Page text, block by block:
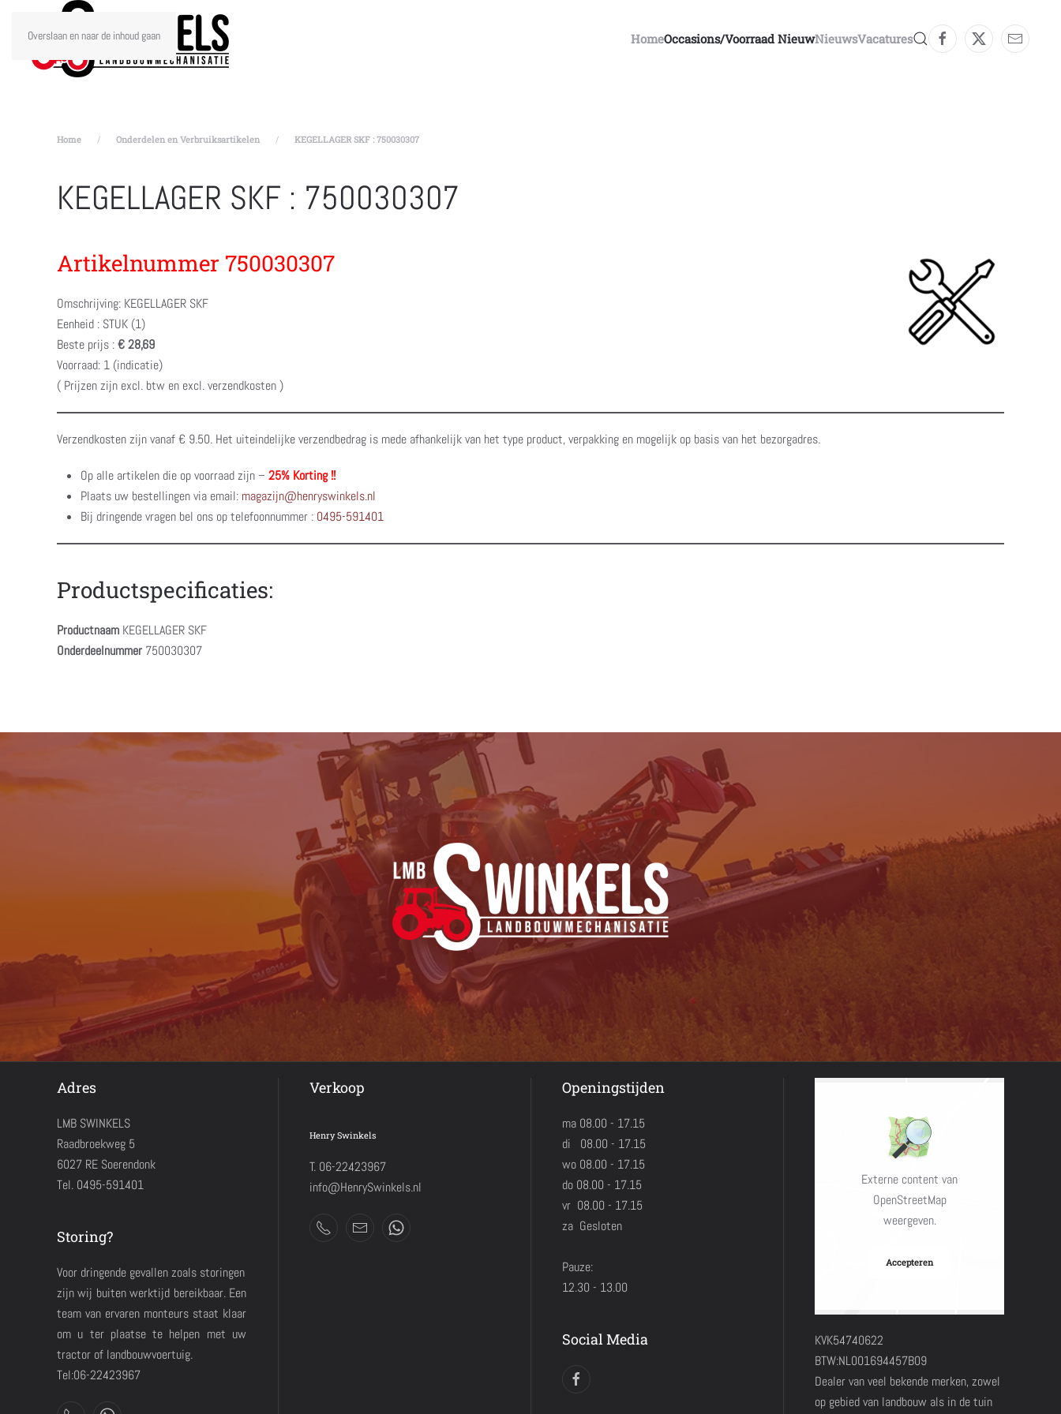
Overslaan en naar de inhoud gaan HomeOccasions/voorraad NieuwNieuwsVacatures
Home Onderdelen en Verbruiksartikelen KEGELLAGER SKF : 750030307
KEGELLAGER SKF : 750030307
Artikelnummer 750030307
Omschrijving: KEGELLAGER SKF
Eenheid : STUK (1)
Beste prijs :€ 28,69
Voorraad: 1 (indicatie)
( Prijzen zijn excl. btw en excl. verzendkosten )
Verzendkosten zijn vanaf € 9.50. Het uiteindelijke verzendbedrag is mede afhankelijk van het type product, verpakking en mogelijk op basis van het bezorgadres.
Op alle artikelen die op voorraad zijn – 25% Korting !!
Plaats uw bestellingen via email: magazijn@henryswinkels.nl
Bij dringende vragen bel ons op telefoonnummer : 0495-591401
Productspecificaties:
Productnaam KEGELLAGER SKF
Onderdeelnummer 750030307
Adres
LMB SWINKELS
Raadbroekweg 5
6027 RE Soerendonk
Tel. 0495-591401
Storing?
Voor dringende gevallen zoals storingen
zijn wij buiten werktijd bereikbaar. Een
team van ervaren monteurs staat klaar
om u ter plaatse te helpen met uw
tractor of landbouwvoertuig.
Tel:06-22423967
Verkoop
Henry Swinkels
T. 06-22423967
info@HenrySwinkels.nl
Openingstijden
ma 08.00 - 17.15
di 08.00 - 17.15
wo 08.00 - 17.15
do 08.00 - 17.15
vr 08.00 - 17.15
za Gesloten
Pauze:
12.30 - 13.00
Social Media
Externe content van
OpenStreetMap
weergeven.
Accepteren
KVK54740622
BTW:NL001694457B09
Dealer van veel bekende merken, zowel
op gebied van landbouw als in de tuin